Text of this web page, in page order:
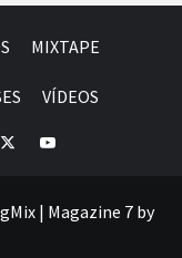
MIXTAPE
VÍDEOS
TwitterYoutube
| Magazine 7 by